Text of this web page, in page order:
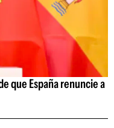
que España renuncie a